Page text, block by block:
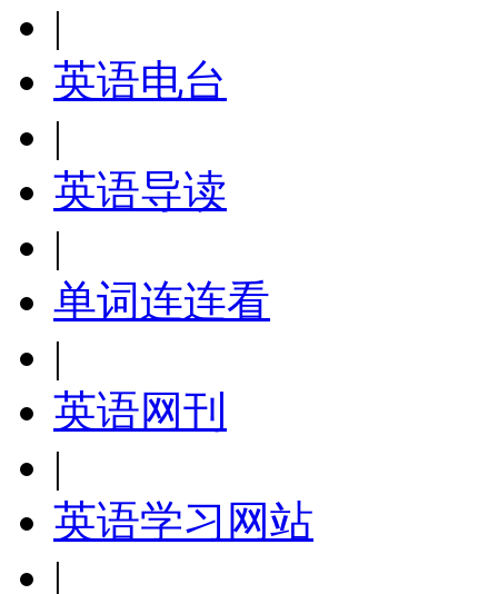
|
英语电台
|
英语导读
|
单词连连看
|
英语网刊
|
英语学习网站
|